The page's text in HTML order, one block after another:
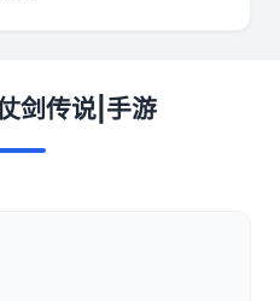
剑传说|手游